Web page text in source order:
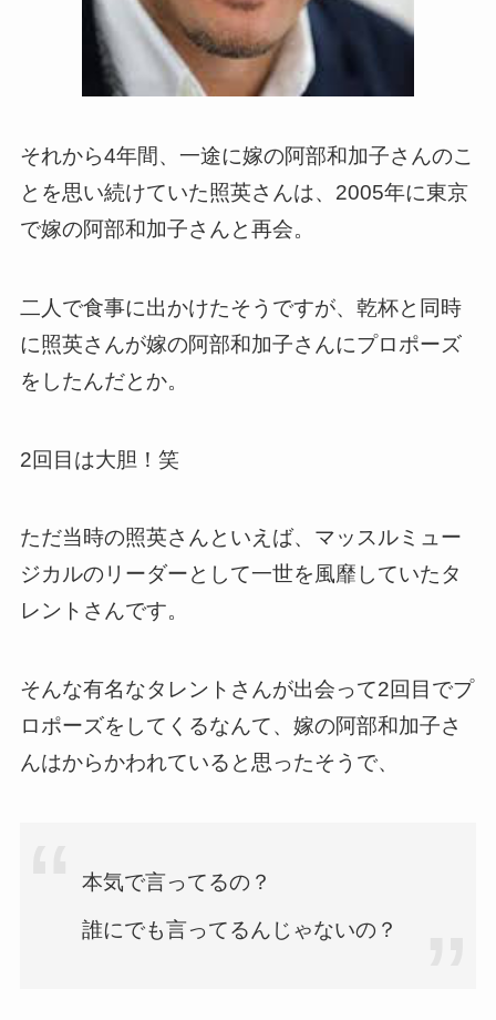
それから4年間、一途に嫁の阿部和加子さんのこ
とを思い続けていた照英さんは、2005年に東京
で嫁の阿部和加子さんと再会。
二人で食事に出かけたそうですが、乾杯と同時
に照英さんが嫁の阿部和加子さんにプロポーズ
をしたんだとか。
2回目は大胆！笑
ただ当時の照英さんといえば、マッスルミュー
ジカルのリーダーとして一世を風靡していたタ
レントさんです。
そんな有名なタレントさんが出会って2回目でプ
ロポーズをしてくるなんて、嫁の阿部和加子さ
んはからかわれていると思ったそうで、
本気で言ってるの？
誰にでも言ってるんじゃないの？